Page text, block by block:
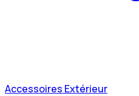
Accessoires Extérieur